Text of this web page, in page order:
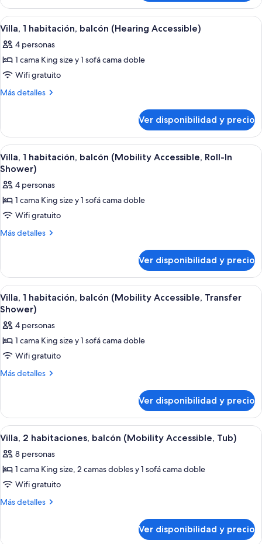
Accessible)
Bedroom
Smaller
Villa
Accessible)
Ver
todas
las
fotos
de
Villa,
balcón
(Hearing
Accessible)
Habitación de hotel con comedor,
9
Villa, 1 habitación, balcón (Hearing Accessible)
4 personas
1 cama King size y 1 sofá cama doble
Wifi gratuito
Más detalles
Más
1
habitación,
balcón
(Hearing
Accessible)
Ver disponibilidad y precio
Ver
todas
las
fotos
de
Villa,
1
(Mobility
Accessible,
Roll-
In
Shower)
Una sala de estar con sofá, sillones,
7
Villa, 1 habitación, balcón (Mobility Accessible, Roll-In
Shower)
4 personas
1 cama King size y 1 sofá cama doble
Wifi gratuito
Más detalles
Más
1
habitación,
balcón
(Mobility
Accessible,
Roll-
In
Ver disponibilidad y precio
Ver
todas
las
fotos
de
Villa,
1
(Mobility
Accessible,
Transfer
Shower)
Habitación de hotel con comedor,
8
Villa, 1 habitación, balcón (Mobility Accessible, Transfer
Shower)
4 personas
1 cama King size y 1 sofá cama doble
Wifi gratuito
Más detalles
Más
1
habitación,
balcón
Accessible,
Transfer
Ver disponibilidad y precio
Ver
todas
las
fotos
de
Villa,
balcón
Una cocina con armarios de
11
Villa, 2 habitaciones, balcón (Mobility Accessible, Tub)
8 personas
1 cama King size, 2 camas dobles y 1 sofá cama doble
Wifi gratuito
Más detalles
Más
Ver disponibilidad y precio